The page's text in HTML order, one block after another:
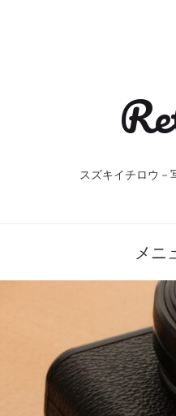
スズキイチロウ－
メニ